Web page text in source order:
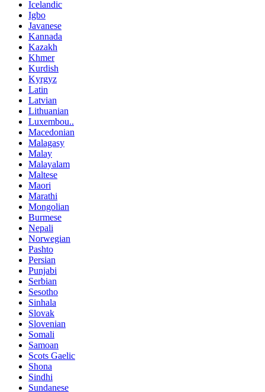
Icelandic
Igbo
Javanese
Kannada
Kazakh
Khmer
Kurdish
Kyrgyz
Latin
Latvian
Lithuanian
Luxembou..
Macedonian
Malagasy
Malay
Malayalam
Maltese
Maori
Marathi
Mongolian
Burmese
Nepali
Norwegian
Pashto
Persian
Punjabi
Serbian
Sesotho
Sinhala
Slovak
Slovenian
Somali
Samoan
Scots Gaelic
Shona
Sindhi
Sundanese